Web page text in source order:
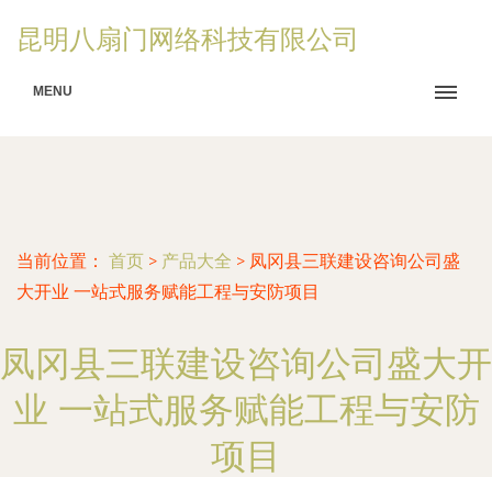
昆明八扇门网络科技有限公司
MENU
当前位置： 首页 > 产品大全 > 凤冈县三联建设咨询公司盛
大开业 一站式服务赋能工程与安防项目
凤冈县三联建设咨询公司盛大开
业 一站式服务赋能工程与安防
项目